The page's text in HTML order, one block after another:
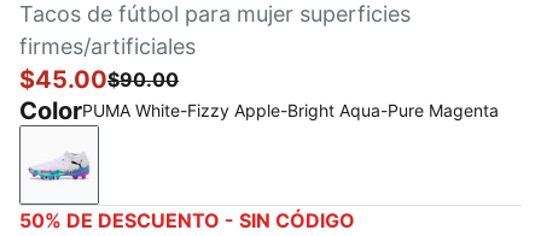
Tacos de fútbol para mujer superficies
firmes/artificiales
$45.00$90.00
ColorPUMA White-Fizzy Apple-Bright Aqua-Pure Magenta
PUMA White-Fizzy Apple-Bright Aqua-Pure Magenta
50% DE DESCUENTO - SIN CÓDIGO